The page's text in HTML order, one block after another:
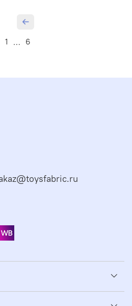
1 … 6
Петербург zakaz@toysfabric.ru